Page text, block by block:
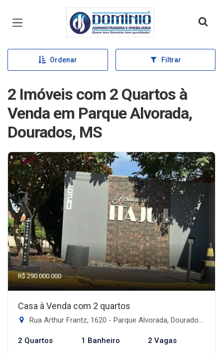
Página inicial
Ordenar Filtrar
2 Imóveis com 2 Quartos à
Venda em Parque Alvorada,
Dourados, MS
R$ 290.000.000
Casa à Venda com 2 quartos
Rua Arthur Frantz, 1620 - Parque Alvorada, Dourados-MS
2 Quartos 1 Banheiro 2 Vagas